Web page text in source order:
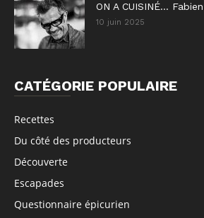
ON A CUISINÉ…
10 juin 2025
CATÉGORIE POPULAIRE
Recettes
Du côté des producteurs
Découverte
Escapades
Questionnaire épicurien